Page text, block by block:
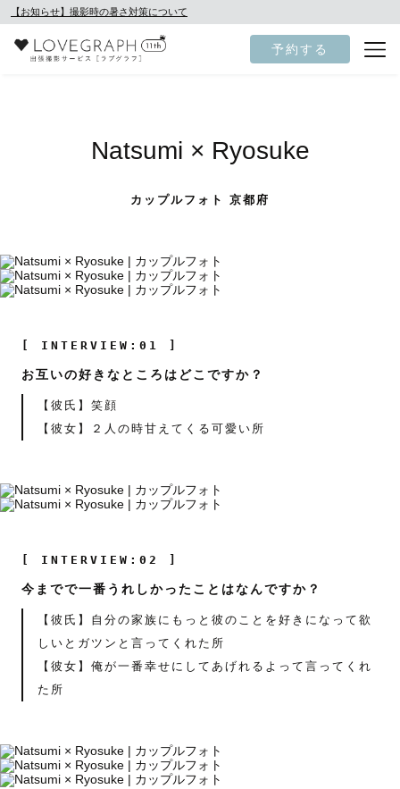
【お知らせ】撮影時の暑さ対策について
予約する
Natsumi × Ryosuke
カップルフォト 京都府
[ INTERVIEW:01 ]
お互いの好きなところはどこですか？
【彼氏】笑顔
【彼女】２人の時甘えてくる可愛い所
[ INTERVIEW:02 ]
今までで一番うれしかったことはなんですか？
【彼氏】自分の家族にもっと彼のことを好きになって欲
しいとガツンと言ってくれた所
【彼女】俺が一番幸せにしてあげれるよって言ってくれ
た所